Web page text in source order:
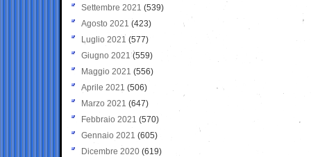
Settembre 2021 (539)
Agosto 2021 (423)
Luglio 2021 (577)
Giugno 2021(559)
Maggio 2021 (556)
Aprile 2021 (506)
Marzo 2021 (647)
Febbraio 2021 (570)
Gennaio 2021 (605)
Dicembre 2020 (619)